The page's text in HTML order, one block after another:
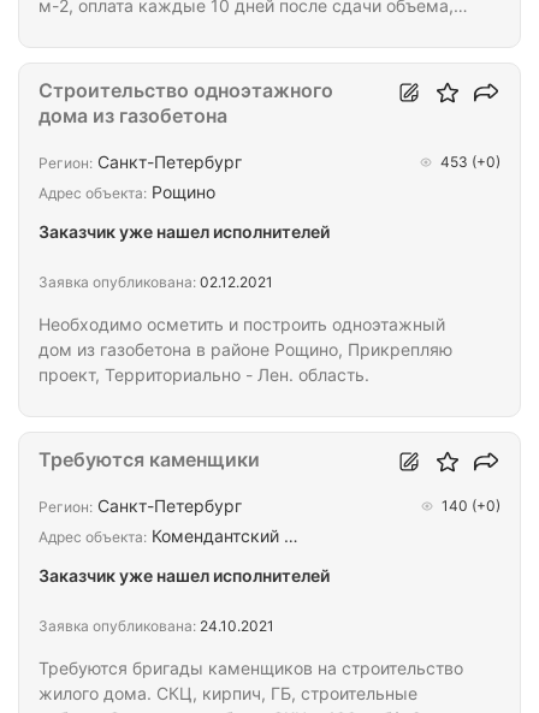
м-2, оплата каждые 10 дней после сдачи объема,
кронштейны уже стоят, заключаем договор и
приступаем к работе в течении недели
Необходимо осметить и построить одноэтажный
дом из газобетона в районе Рощино, Прикрепляю
проект, Территориально - Лен. область.
Строительство одноэтажного
дома из газобетона
Регион: Санкт-Петербург 453 (+0)
Адрес объекта: Рощино
Заказчик уже нашел исполнителей
Заявка опубликована: 02.12.2021
Требуются бригады каменщиков на строительство
жилого дома. СКЦ, кирпич, ГБ, строительные
Требуются каменщики
Регион: Санкт-Петербург 140 (+0)
Адрес объекта: Комендантский …
Заказчик уже нашел исполнителей
Заявка опубликована: 24.10.2021